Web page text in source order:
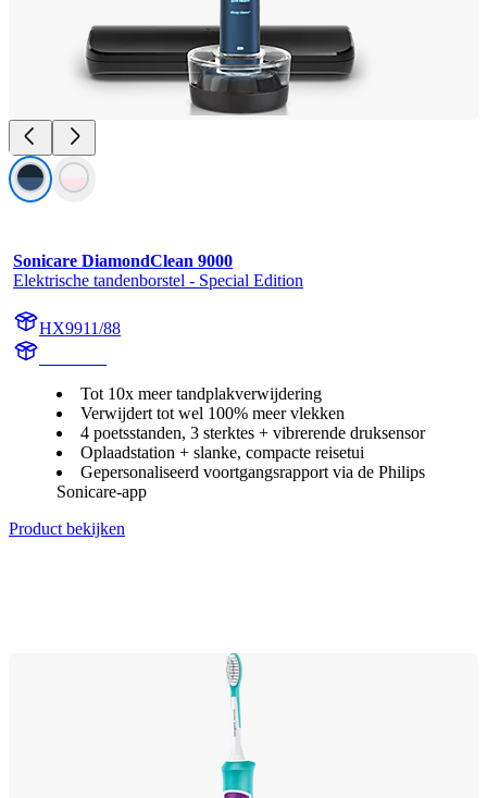
Sonicare DiamondClean 9000
Elektrische tandenborstel - Special Edition
HX9911/88
Tot 10x meer tandplakverwijdering
Verwijdert tot wel 100% meer vlekken
4 poetsstanden, 3 sterktes + vibrerende druksensor
Oplaadstation + slanke, compacte reisetui
Gepersonaliseerd voortgangsrapport via de Philips
Sonicare-app
Product bekijken